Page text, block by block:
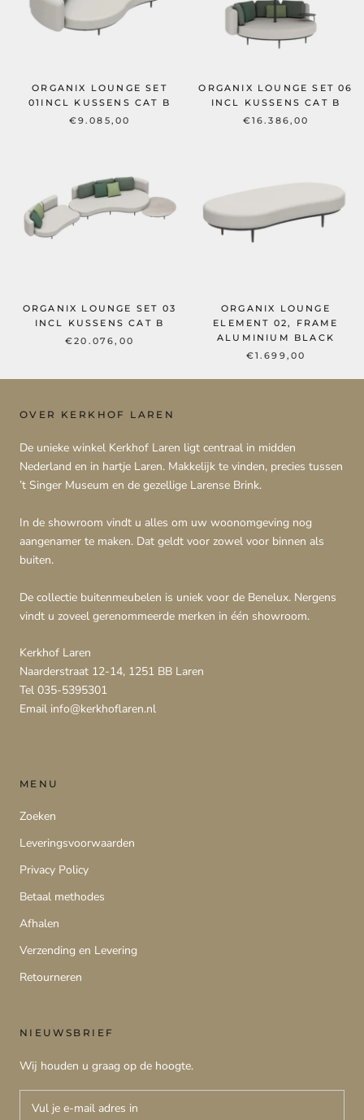
ORGANIX LOUNGE SET
01INCL KUSSENS CAT B
€9.085,00
ORGANIX LOUNGE SET 06
INCL KUSSENS CAT B
€16.386,00
ORGANIX LOUNGE SET 03
INCL KUSSENS CAT B
€20.076,00
ORGANIX LOUNGE
ELEMENT 02, FRAME
ALUMINIUM BLACK
€1.699,00
OVER KERKHOF LAREN
De unieke winkel Kerkhof Laren ligt centraal in midden
Nederland en in hartje Laren. Makkelijk te vinden, precies tussen
’t Singer Museum en de gezellige Larense Brink.
In de showroom vindt u alles om uw woonomgeving nog
aangenamer te maken. Dat geldt voor zowel voor binnen als
buiten.
De collectie buitenmeubelen is uniek voor de Benelux. Nergens
vindt u zoveel gerenommeerde merken in één showroom.
Kerkhof Laren
Naarderstraat 12-14, 1251 BB Laren
Tel 035-5395301
Email info@kerkhoflaren.nl
MENU
Zoeken
Leveringsvoorwaarden
Privacy Policy
Betaal methodes
Afhalen
Verzending en Levering
Retourneren
NIEUWSBRIEF
Wij houden u graag op de hoogte.